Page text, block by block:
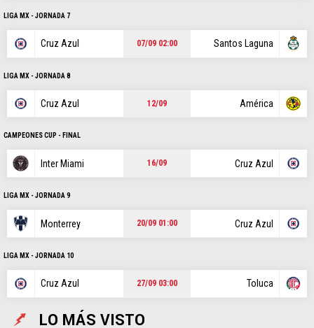
Términos y Condiciones
Políticas de Privacidad
Ad Choices
Un producto de Futbol Sites.
Todos los derechos reservados.
LIGA MX - JORNADA 7
Cruz Azul 07/09 02:00 Santos Laguna
LIGA MX - JORNADA 8
Cruz Azul 12/09 América
CAMPEONES CUP - FINAL
Inter Miami 16/09 Cruz Azul
LIGA MX - JORNADA 9
Monterrey 20/09 01:00 Cruz Azul
LIGA MX - JORNADA 10
Cruz Azul 27/09 03:00 Toluca
LO MÁS VISTO